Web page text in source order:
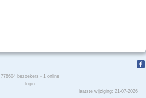
778604bezoekers - 1 online
login
laatste wijziging: 21-07-2026